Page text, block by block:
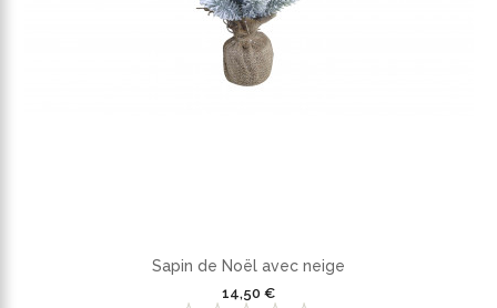
Sapin de Noël avec neige
14,50 €